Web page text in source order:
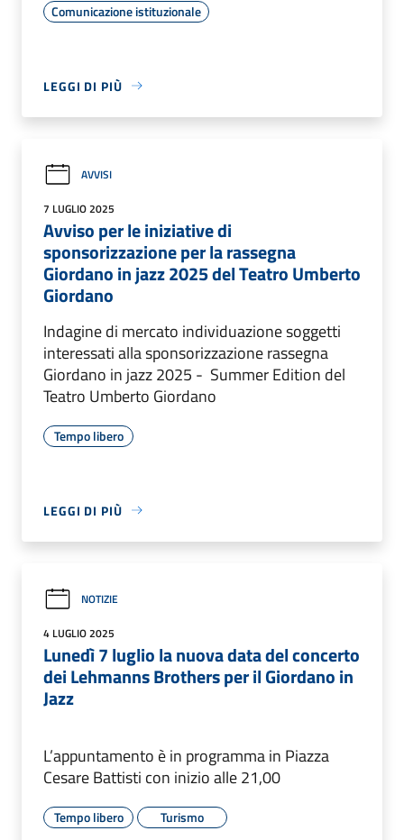
Comunicazione istituzionale
LEGGI DI PIÙ
AVVISI
7 LUGLIO 2025
Avviso per le iniziative di
sponsorizzazione per la rassegna
Giordano in jazz 2025 del Teatro Umberto
Giordano
Indagine di mercato individuazione soggetti
interessati alla sponsorizzazione rassegna
Giordano in jazz 2025 - Summer Edition del
Teatro Umberto Giordano
Tempo libero
LEGGI DI PIÙ
NOTIZIE
4 LUGLIO 2025
Lunedì 7 luglio la nuova data del concerto
dei Lehmanns Brothers per il Giordano in
Jazz
L’appuntamento è in programma in Piazza
Cesare Battisti con inizio alle 21,00
Tempo libero Turismo